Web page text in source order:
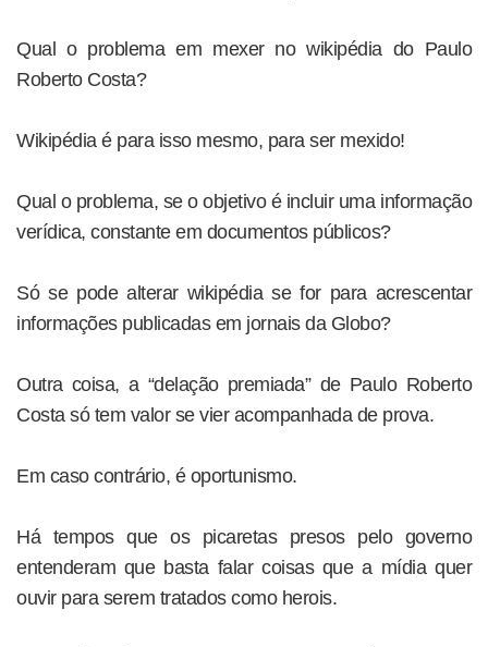
Qual o problema em mexer no wikipédia do Paulo
Roberto Costa?
Wikipédia é para isso mesmo, para ser mexido!
Qual o problema, se o objetivo é incluir uma informação
verídica, constante em documentos públicos?
Só se pode alterar wikipédia se for para acrescentar
informações publicadas em jornais da Globo?
Outra coisa, a “delação premiada” de Paulo Roberto
Costa só tem valor se vier acompanhada de prova.
Em caso contrário, é oportunismo.
Há tempos que os picaretas presos pelo governo
entenderam que basta falar coisas que a mídia quer
ouvir para serem tratados como herois.